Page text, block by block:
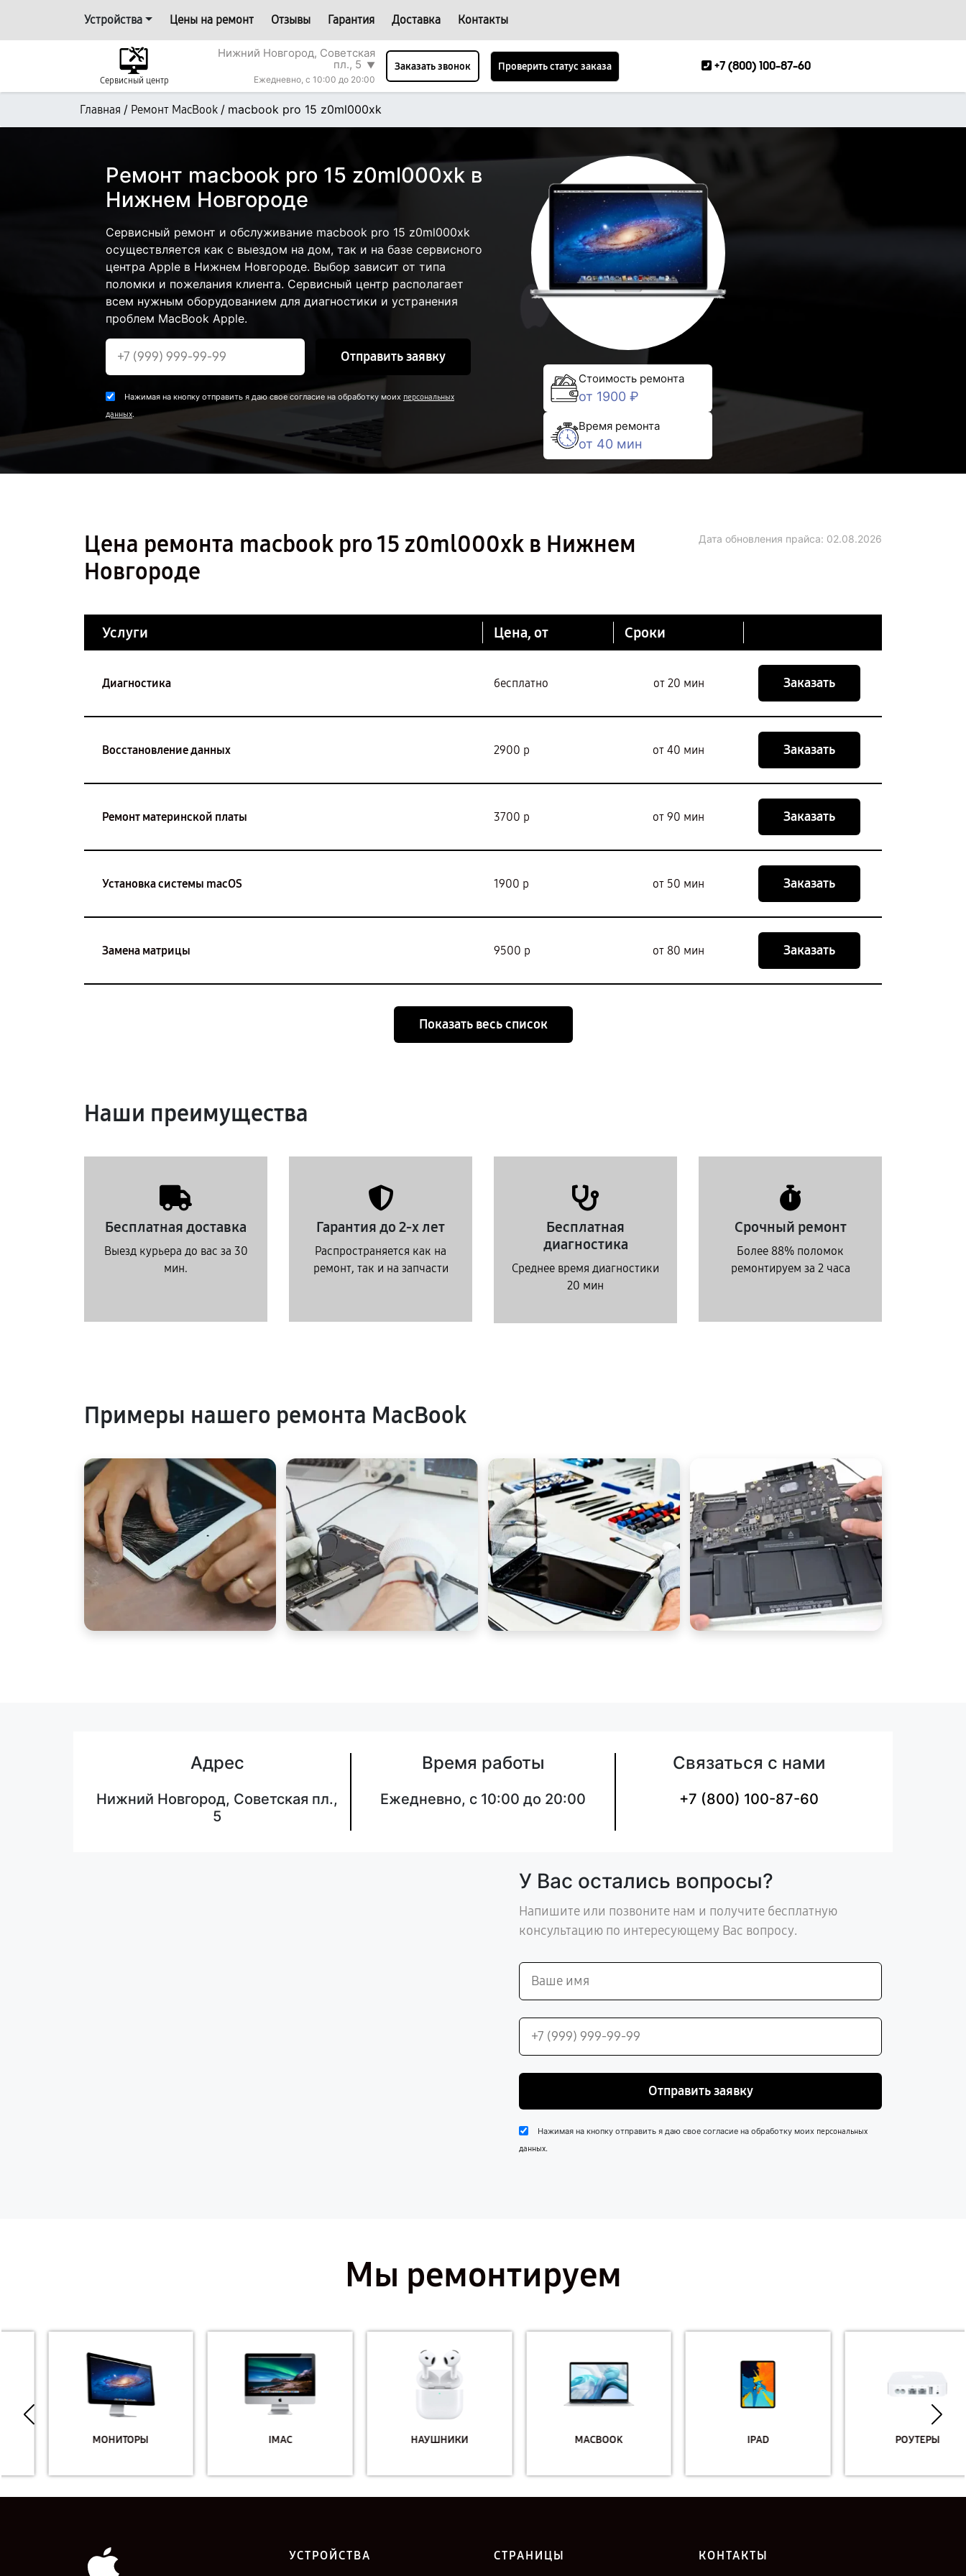
Устройства Цены на ремонт Отзывы Гарантия Доставка Контакты
Сервисный центр
Нижний Новгород, Советская
пл., 5 ▼
Ежедневно, с 10:00 до 20:00
Заказать звонок Проверить статус заказа +7 (800) 100-87-60
Главная / Ремонт MacBook / macbook pro 15 z0ml000xk
Ремонт macbook pro 15 z0ml000xk в
Нижнем Новгороде
Сервисный ремонт и обслуживание macbook pro 15 z0ml000xk
осуществляется как с выездом на дом, так и на базе сервисного
центра Apple в Нижнем Новгороде. Выбор зависит от типа
поломки и пожелания клиента. Сервисный центр располагает
всем нужным оборудованием для диагностики и устранения
проблем MacBook Apple.
Отправить заявку
Нажимая на кнопку отправить я даю свое согласие на обработку моих персональных
данных.
Стоимость ремонта
от 1900 ₽
Время ремонта
от 40 мин
Цена ремонта macbook pro 15 z0ml000xk в Нижнем
Новгороде
Дата обновления прайса: 02.08.2026
Услуги Цена, от Сроки
Диагностика бесплатно от 20 мин Заказать
Восстановление данных 2900 р от 40 мин Заказать
Ремонт материнской платы 3700 р от 90 мин Заказать
Установка системы macOS 1900 р от 50 мин Заказать
Замена матрицы 9500 р от 80 мин Заказать
Показать весь список
Наши преимущества
Бесплатная доставка
Выезд курьера до вас за 30
мин.
Гарантия до 2-х лет
Распространяется как на
ремонт, так и на запчасти
Бесплатная
диагностика
Среднее время диагностики
20 мин
Срочный ремонт
Более 88% поломок
ремонтируем за 2 часа
Примеры нашего ремонта MacBook
Адрес
Нижний Новгород, Советская пл.,
5
Время работы
Ежедневно, с 10:00 до 20:00
Связаться с нами
+7 (800) 100-87-60
У Вас остались вопросы?
Напишите или позвоните нам и получите бесплатную
консультацию по интересующему Вас вопросу.
Отправить заявку
Нажимая на кнопку отправить я даю свое согласие на обработку моих персональных
данных.
Мы ремонтируем
МОНИТОРЫ НАУШНИКИ MACBOOK РОУТЕРЫ
УСТРОЙСТВА СТРАНИЦЫ КОНТАКТЫ